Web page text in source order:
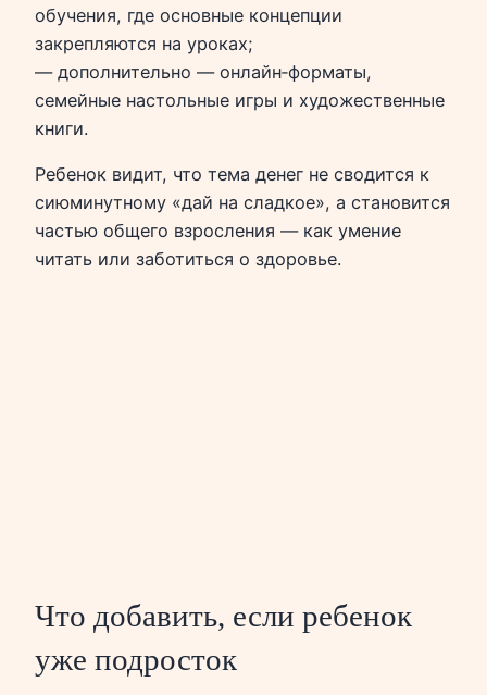
обучения, где основные концепции
закрепляются на уроках;
— дополнительно — онлайн‑форматы,
семейные настольные игры и художественные
книги.
Ребенок видит, что тема денег не сводится к
сиюминутному «дай на сладкое», а становится
частью общего взросления — как умение
читать или заботиться о здоровье.
Что добавить, если ребенок
уже подросток